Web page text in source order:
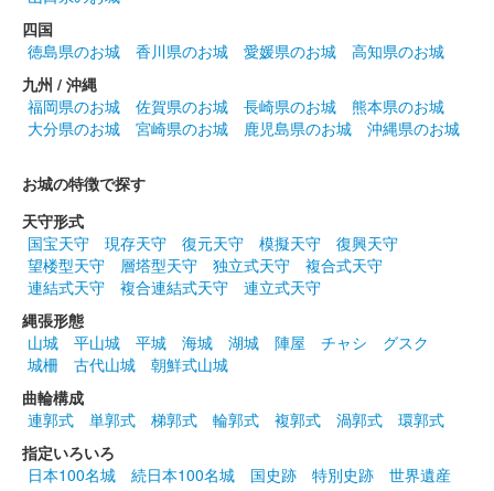
熊本城 御城印 令和5年 春限定 桜
販売終了
数量限定で販売された春の御城印。桜の印が追加されている。加
熊本城 御城印 正月限定 卯
販売終了
数量限定で元旦から販売された御城印。干支である卯と梅の印が
追加されている。加藤清正公の座右の銘「履道応乾」も押印され
ている。
熊本城 御城印
販売終了
四国
徳島県のお城
香川県のお城 愛媛県のお城
高知県のお城
九州 / 沖縄
福岡県のお城
佐賀県のお城 長崎県のお城
熊本県のお城
大分県のお城
宮崎県のお城 鹿児島県のお城 沖縄県のお城
お城の特徴で探す
天守形式
国宝天守
現存天守 復元天守 模擬天守
復興天守
望楼型天守
層塔型天守 独立式天守
複合式天守
連結式天守
複合連結式天守
連立式天守
縄張形態
山城
平山城 平城 海城 湖城 陣屋 チャシ
グスク
城柵
古代山城
朝鮮式山城
曲輪構成
連郭式
単郭式 梯郭式 輪郭式 複郭式 渦郭式
環郭式
指定いろいろ
日本100名城
続日本100名城 国史跡 特別史跡 世界遺産